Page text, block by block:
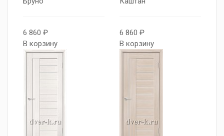
6 860 ₽
В корзину
6 860 ₽
В корзину